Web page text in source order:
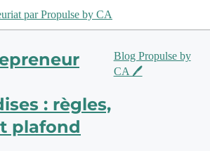
par Propulse by CA
: règles,
plafond
Blog Propulse by
CA 🖊️